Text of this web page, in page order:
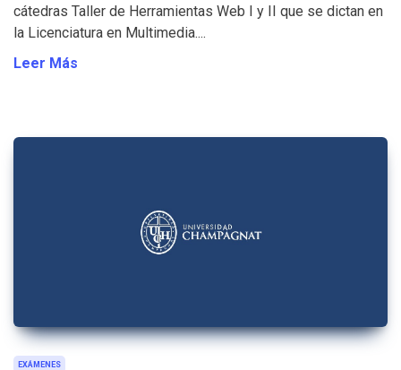
cátedras Taller de Herramientas Web I y II que se dictan en
la Licenciatura en Multimedia....
Leer Más
EXÁMENES